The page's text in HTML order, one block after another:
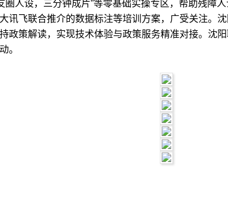
圈人设，三分钟成片”等零基础实操专区，帮助残障
讯飞联合推介的数据标注等培训方案，广受关注。
政策解读，实现技术体验与政策服务精准对接。沈
。